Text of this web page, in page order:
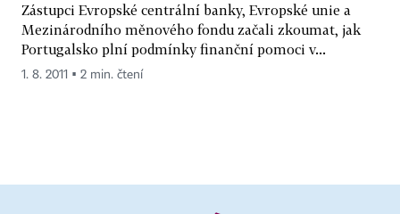
Zástupci Evropské centrální banky, Evropské unie a
Mezinárodního měnového fondu začali zkoumat, jak
Portugalsko plní podmínky finanční pomoci v...
1. 8. 2011 ▪ 2 min. čtení